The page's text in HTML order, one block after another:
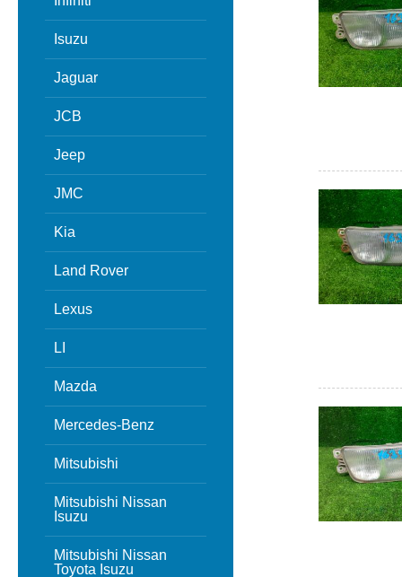
Isuzu
Jaguar
JCB
Jeep
JMC
Kia
Land Rover
Lexus
LI
Mazda
Mercedes-Benz
Mitsubishi
Mitsubishi Nissan
Isuzu
Mitsubishi Nissan
Toyota Isuzu